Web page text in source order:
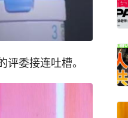
委接连吐槽。